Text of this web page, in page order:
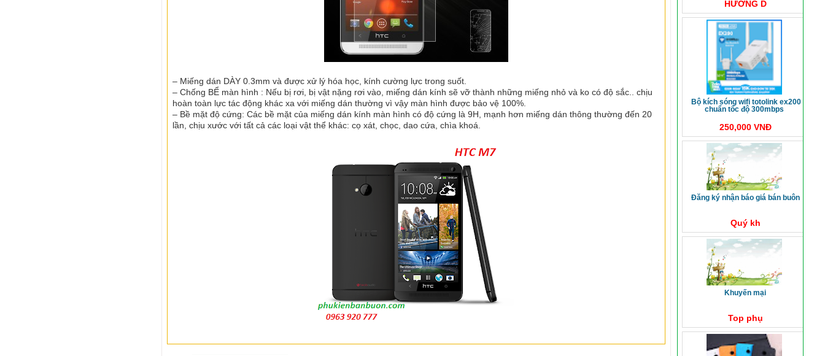
HƯỚNG D
bộ kích sóng wifi totolink ex200
chuẩn tốc độ 300mbps
250,000 VNĐ
đăng ký nhận báo giá bán buôn
Quý kh
khuyến mại
Top phụ
– Miếng dán DÀY 0.3mm và được xử lý hóa học, kính cường lực trong suốt.
– Chống BỂ màn hình : Nếu bị rơi, bị vật nặng rơi vào, miếng dán kính sẽ vỡ thành những miếng nhỏ và ko có độ sắc.. chịu
hoàn toàn lực tác động khác xa với miếng dán thường vì vậy màn hình được bảo vệ 100%.
– Bề mặt độ cứng: Các bề mặt của miếng dán kính màn hình có độ cứng là 9H, mạnh hơn miếng dán thông thường đến 20
lần, chịu xước với tất cả các loại vật thể khác: cọ xát, chọc, dao cứa, chìa khoá.